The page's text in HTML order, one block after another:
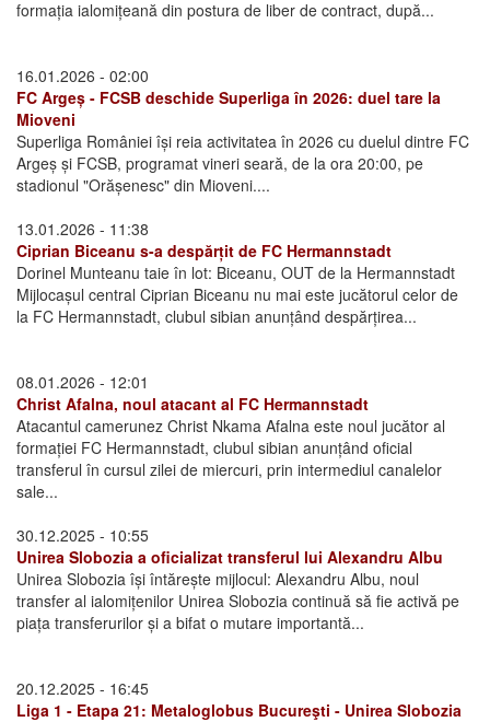
formația ialomițeană din postura de liber de contract, după...
16.01.2026 - 02:00
FC Argeș - FCSB deschide Superliga în 2026: duel tare la
Mioveni
Superliga României își reia activitatea în 2026 cu duelul dintre FC
Argeș și FCSB, programat vineri seară, de la ora 20:00, pe
stadionul "Orășenesc" din Mioveni....
13.01.2026 - 11:38
Ciprian Biceanu s-a despărțit de FC Hermannstadt
Dorinel Munteanu taie în lot: Biceanu, OUT de la Hermannstadt
Mijlocașul central Ciprian Biceanu nu mai este jucătorul celor de
la FC Hermannstadt, clubul sibian anunțând despărțirea...
08.01.2026 - 12:01
Christ Afalna, noul atacant al FC Hermannstadt
Atacantul camerunez Christ Nkama Afalna este noul jucător al
formației FC Hermannstadt, clubul sibian anunțând oficial
transferul în cursul zilei de miercuri, prin intermediul canalelor
sale...
30.12.2025 - 10:55
Unirea Slobozia a oficializat transferul lui Alexandru Albu
Unirea Slobozia își întărește mijlocul: Alexandru Albu, noul
transfer al ialomițenilor Unirea Slobozia continuă să fie activă pe
piața transferurilor și a bifat o mutare importantă...
20.12.2025 - 16:45
Liga 1 - Etapa 21: Metaloglobus Bucureşti - Unirea Slobozia